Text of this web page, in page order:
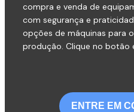
compra e venda de
com segurança e
opções de máquinas para
produção. Clique no botão
ENTRE EM